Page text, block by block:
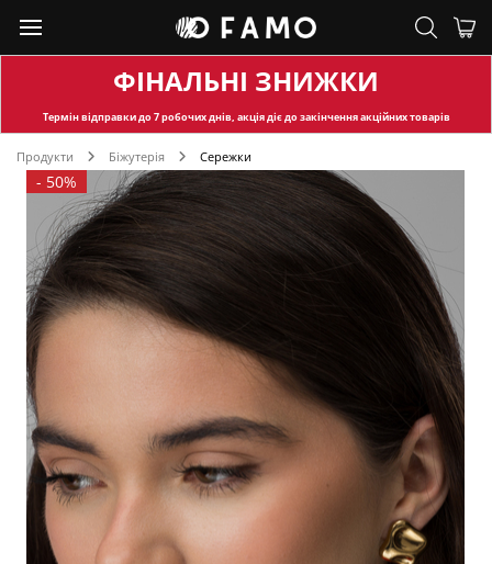
ФІНАЛЬНІ ЗНИЖКИ
Термін відправкидо 7 робочих днів, акція діє до закінчення акційних товарів
Продукти Біжутерія Сережки
- 50%